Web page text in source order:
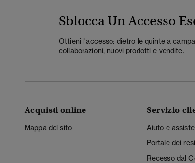
Sblocca Un Accesso
Ottieni l'accesso: dietro le quinte a
collaborazioni, nuovi prodotti e vendite.
Acquisti online
Mappa del sito
Servizio
Aiuto e
Portale dei resi
Recesso dal